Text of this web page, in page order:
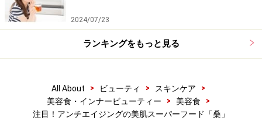
2024/07/23
ランキングをもっと見る
All About > ビューティ > スキンケア
>
美容食・インナービューティー
> 美容食
>
注目！アンチエイジングの美肌スーパーフード「桑」